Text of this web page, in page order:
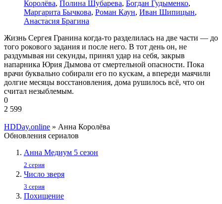
Королёва, Полина Шубарева, Богдан Гудыменко,
Маргарита Бычкова, Роман Каун, Иван Шипицын,
Анастасия Брагина
Жизнь Сергея Гранина когда-то разделилась на две части — до
того рокового задания и после него. В тот день он, не
раздумывая ни секунды, принял удар на себя, закрыв
напарника Юрия Дымова от смертельной опасности. Пока
врачи буквально собирали его по кускам, а впереди маячили
долгие месяцы восстановления, дома рушилось всё, что он
считал незыблемым.
0
2 599
HDDay.online » Анна Королёва
Обновления сериалов
Анна Медиум 5 сезон
2 серия
Число зверя
3 серия
Похищение